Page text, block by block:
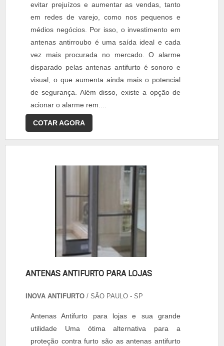
evitar prejuízos e aumentar as vendas, tanto
em redes de varejo, como nos pequenos e
médios negócios. Por isso, o investimento em
antenas antirroubo é uma saída ideal e cada
vez mais procurada no mercado. O alarme
disparado pelas antenas antifurto é sonoro e
visual, o que aumenta ainda mais o potencial
de segurança. Além disso, existe a opção de
acionar o alarme rem....
COTAR AGORA
ANTENAS ANTIFURTO PARA LOJAS
INOVA ANTIFURTO / SÃO PAULO - SP
Antenas Antifurto para lojas e sua grande
utilidade Uma ótima alternativa para a
proteção contra furto são as antenas antifurto